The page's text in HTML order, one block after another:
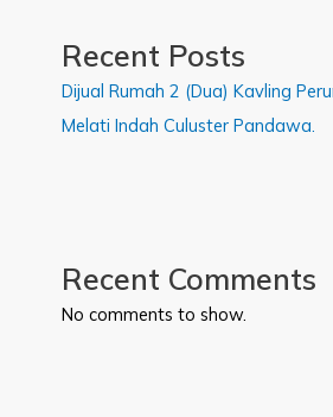
Recent Posts
Dijual Rumah 2 (Dua) Kavling
Melati Indah Culuster Pandawa.
Recent Comments
No comments to show.